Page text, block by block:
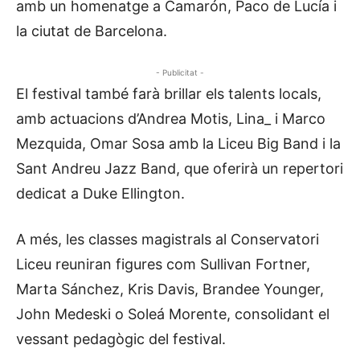
amb un homenatge a Camarón, Paco de Lucía i
la ciutat de Barcelona.
- Publicitat -
El festival també farà brillar els talents locals,
amb actuacions d’Andrea Motis, Lina_ i Marco
Mezquida, Omar Sosa amb la Liceu Big Band i la
Sant Andreu Jazz Band, que oferirà un repertori
dedicat a Duke Ellington.
A més, les classes magistrals al Conservatori
Liceu reuniran figures com Sullivan Fortner,
Marta Sánchez, Kris Davis, Brandee Younger,
John Medeski o Soleá Morente, consolidant el
vessant pedagògic del festival.